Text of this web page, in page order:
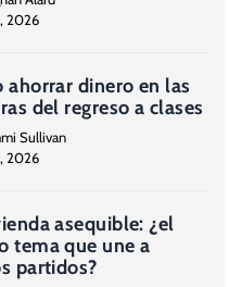
2026
ahorrar dinero en las
del regreso a clases
Sullivan
2026
asequible: ¿el
tema que une a
partidos?